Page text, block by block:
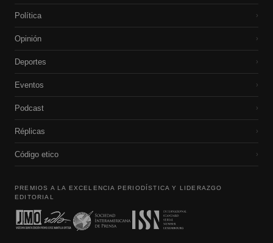
Política ›
Opinión ›
Deportes ›
Eventos ›
Podcast ›
Réplicas ›
Código etico ›
PREMIOS A LA EXCELENCIA PERIODÍSTICA Y LIDERAZGO
EDITORIAL